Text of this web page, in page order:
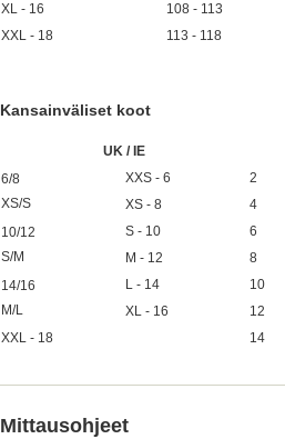
XL - 16
108 - 113
XXL - 18
113 - 118
Kansainväliset koot
UK / IE
6/8
XS/S
XXS - 6 2
XS - 8
4
10/12
S/M
S - 10 6
M - 12
8
14/16
M/L
L - 14 10
XL - 16
12
XXL - 18
14
Mittausohjeet